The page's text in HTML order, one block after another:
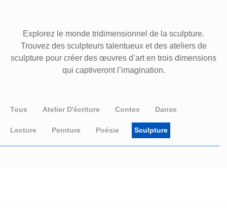
Explorez le monde tridimensionnel de la sculpture.
Trouvez des sculpteurs talentueux et des ateliers de
sculpture pour créer des œuvres d’art en trois dimensions
qui captiveront l’imagination.
Tous Atelier D'écriture Contes Danse
Lecture Peinture Poésie Sculpture